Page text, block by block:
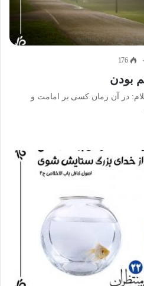
۰ 176
بودن
در آن زمان کسی بر امامت و